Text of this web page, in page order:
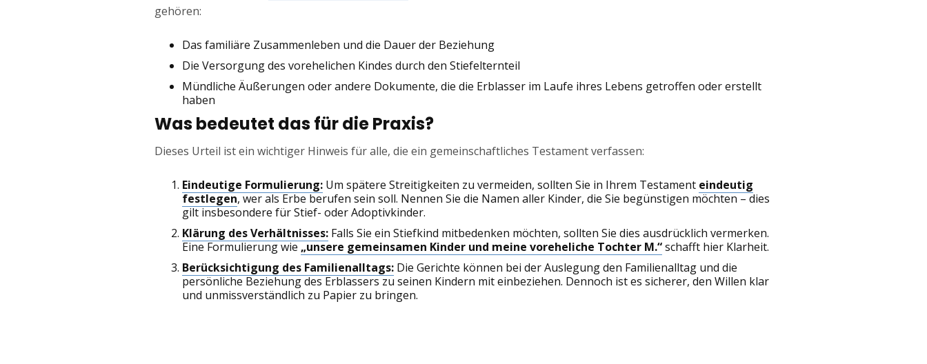
gehören:
Das familiäre Zusammenleben und die Dauer der Beziehung
Die Versorgung des vorehelichen Kindes durch den Stiefelternteil
Mündliche Äußerungen oder andere Dokumente, die die Erblasser im Laufe ihres Lebens getroffen oder erstellt
haben
Was bedeutet das für die Praxis?
Dieses Urteil ist ein wichtiger Hinweis für alle, die ein gemeinschaftliches Testament verfassen:
Eindeutige Formulierung: Um spätere Streitigkeiten zu vermeiden, sollten Sie in Ihrem Testament eindeutig
festlegen, wer als Erbe berufen sein soll. Nennen Sie die Namen aller Kinder, die Sie begünstigen möchten – dies
gilt insbesondere für Stief- oder Adoptivkinder.
Klärung des Verhältnisses: Falls Sie ein Stiefkind mitbedenken möchten, sollten Sie dies ausdrücklich vermerken.
Eine Formulierung wie „unsere gemeinsamen Kinder und meine voreheliche Tochter M.“schafft hier Klarheit.
Berücksichtigung des Familienalltags: Die Gerichte können bei der Auslegung den Familienalltag und die
persönliche Beziehung des Erblassers zu seinen Kindern mit einbeziehen. Dennoch ist es sicherer, den Willen klar
und unmissverständlich zu Papier zu bringen.